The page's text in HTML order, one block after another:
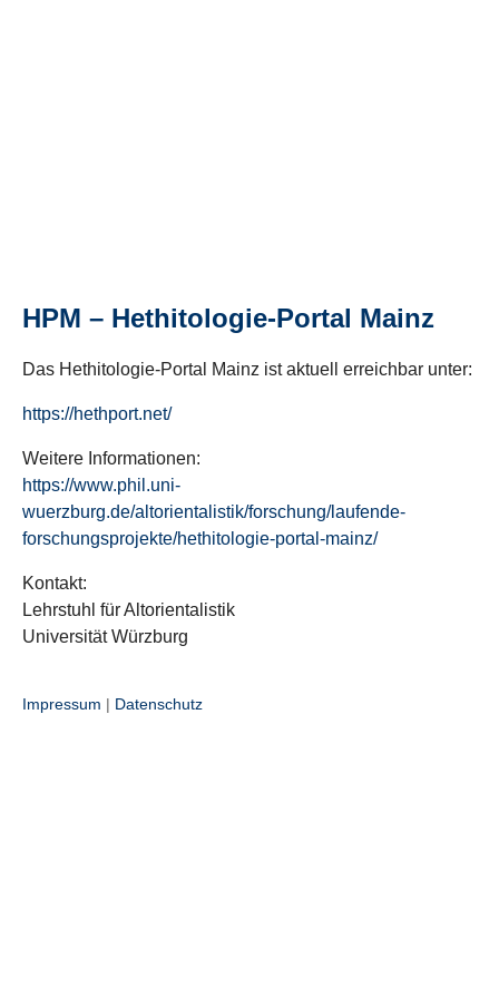
HPM – Hethitologie-Portal Mainz
Das Hethitologie-Portal Mainz ist aktuell erreichbar unter:
https://hethport.net/
Weitere Informationen:
https://www.phil.uni-
wuerzburg.de/altorientalistik/forschung/laufende-
forschungsprojekte/hethitologie-portal-mainz/
Kontakt:
Lehrstuhl für Altorientalistik
Universität Würzburg
Impressum | Datenschutz